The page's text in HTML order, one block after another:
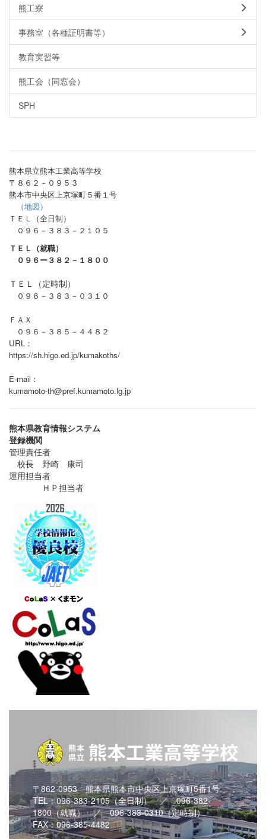
熊工寮
事務室（各種証明書等）
教育実習等
熊工会（同窓会）
SPH
熊本県立熊本工業高等学校
〒８６２－０９５３
熊本市中央区上京塚町５番１号
（地図）
ＴＥＬ（全日制）
０９６－３８３－２１０５
ＴＥＬ（就職）
０９６ー３８２－１８００
ＴＥＬ（定時制）
０９６－３８３－０３１０
ＦＡＸ
０９６－３８５－４４８２
URL：
https://sh.higo.ed.jp/kumakoths/
E-mail：
kumamoto-th@pref.kumamoto.lg.jp
熊本県教育情報システム
登録機関
管理責任者
校長 野崎 康司
運用担当者
ＨＰ担当者
〒862-0953 熊本県熊本市中央区上京塚町5番1号
TEL：096-383-2105（全日制） ／ 096-382-
1800（就職） ／ 096-383-0310（定時制）
FAX：096-385-4482